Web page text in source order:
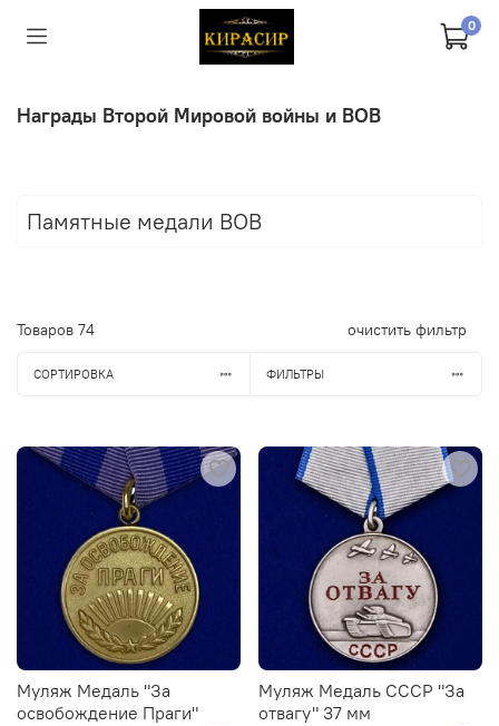
0
Награды Второй Мировой войны и ВОВ
Памятные медали ВОВ
Товаров 74 очистить фильтр
СОРТИРОВКА ФИЛЬТРЫ
Муляж Медаль "За
освобождение Праги"
Муляж Медаль СССР "За
отвагу" 37 мм